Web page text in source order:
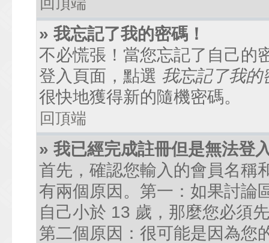
» 我忘記了我的密碼！
不必慌張！當您忘記了自己的
登入頁面，點選 我忘記了我的
很快地獲得新的隨機密碼。
回頂端
» 我已經完成註冊但是無法登
首先，確認您輸入的會員名稱
有兩個原因。第一：如果討論
自己小於 13 歲，那麼您必須
第二個原因：很可能是因為您